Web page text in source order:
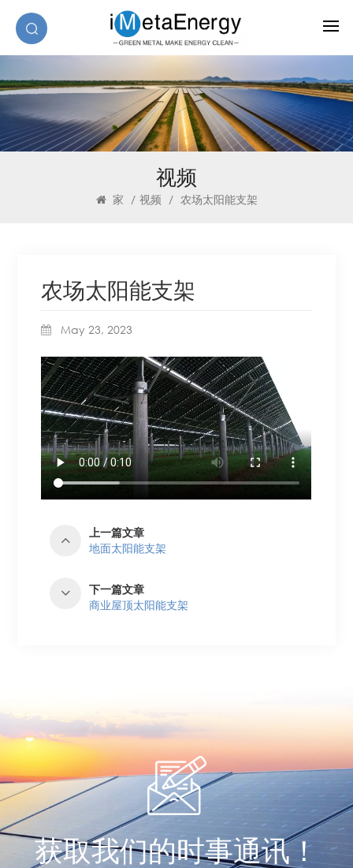
视频
家 / 视频 / 农场太阳能支架
农场太阳能支架
May 23, 2023
上一篇文章
地面太阳能支架
下一篇文章
商业屋顶太阳能支架
获取我们的时事通讯！